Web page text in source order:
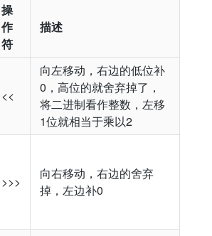
操
作
符
描述
<<
向左移动，右边的低位补
0，高位的就舍弃掉了，
将二进制看作整数，左移
1位就相当于乘以2
>>>
向右移动，右边的舍弃
掉，左边补0